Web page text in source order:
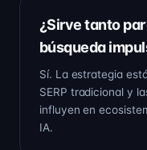
¿Sirve tanto
búsqueda
Sí. La estrategia
SERP tradicional y
influyen en
IA.